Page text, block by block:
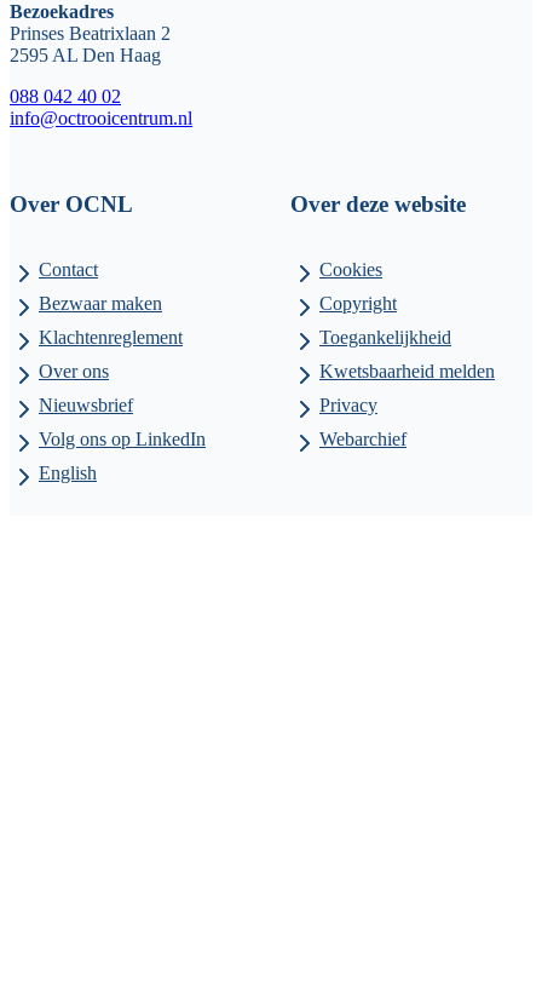
Bezoekadres
Prinses Beatrixlaan 2
2595 AL Den Haag
088 042 40 02
info@octrooicentrum.nl
Over OCNL
Contact
Bezwaar maken
Klachtenreglement
Over ons
Nieuwsbrief
Volg ons op LinkedIn
English
Over deze website
Cookies
Copyright
Toegankelijkheid
Kwetsbaarheid melden
Privacy
Webarchief